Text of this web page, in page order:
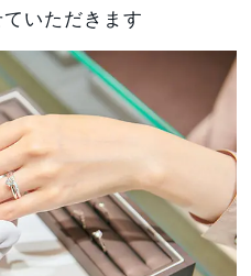
いただきます